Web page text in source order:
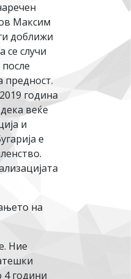
Максим
доближи
се случи
предност.
година
веќе
и
е
на
Ние
години